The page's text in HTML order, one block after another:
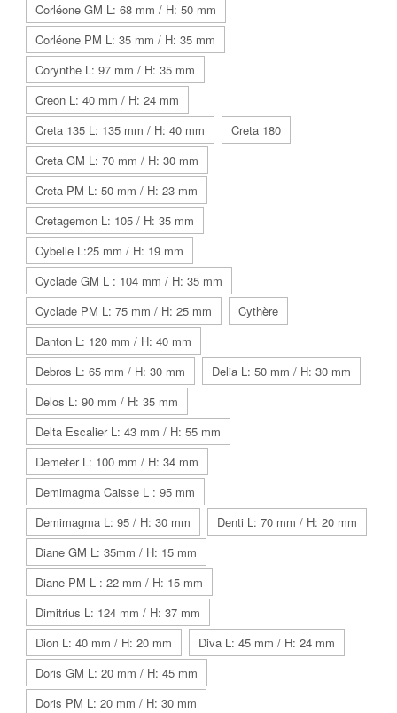
Corléone GM L: 68 mm / H: 50 mm
Corléone PM L: 35 mm / H: 35 mm
Corynthe L: 97 mm / H: 35 mm
Creon L: 40 mm / H: 24 mm
Creta 135 L: 135 mm / H: 40 mm
Creta 180
Creta GM L: 70 mm / H: 30 mm
Creta PM L: 50 mm / H: 23 mm
Cretagemon L: 105 / H: 35 mm
Cybelle L:25 mm / H: 19 mm
Cyclade GM L : 104 mm / H: 35 mm
Cyclade PM L: 75 mm / H: 25 mm
Cythère
Danton L: 120 mm / H: 40 mm
Debros L: 65 mm / H: 30 mm
Delia L: 50 mm / H: 30 mm
Delos L: 90 mm / H: 35 mm
Delta Escalier L: 43 mm / H: 55 mm
Demeter L: 100 mm / H: 34 mm
Demimagma Caisse L : 95 mm
Demimagma L: 95 / H: 30 mm
Denti L: 70 mm / H: 20 mm
Diane GM L: 35mm / H: 15 mm
Diane PM L : 22 mm / H: 15 mm
Dimitrius L: 124 mm / H: 37 mm
Dion L: 40 mm / H: 20 mm
Diva L: 45 mm / H: 24 mm
Doris GM L: 20 mm / H: 45 mm
Doris PM L: 20 mm / H: 30 mm